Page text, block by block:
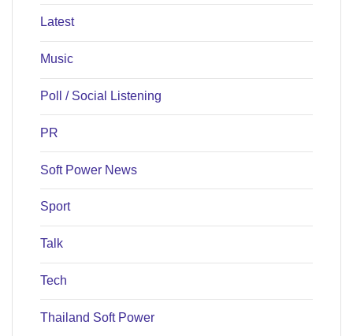
Latest
Music
Poll / Social Listening
PR
Soft Power News
Sport
Talk
Tech
Thailand Soft Power